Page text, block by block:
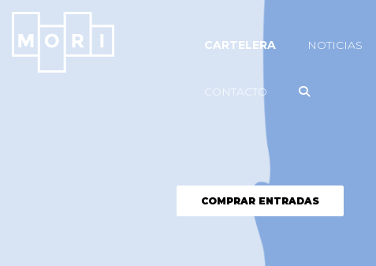
CARTELERA NOTICIAS
CONTACTO
COMPRAR ENTRADAS